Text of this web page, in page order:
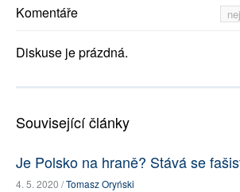
Komentáře
Diskuse je prázdná.
Související články
Je Polsko na hraně? Stává se
4. 5. 2020 /Tomasz Oryński